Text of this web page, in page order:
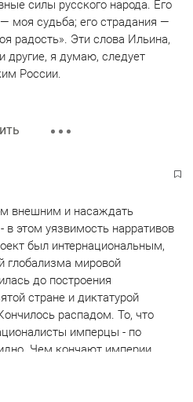
силы русского народа. Его
моя судьба; его страдания —
радость». Эти слова Ильина,
другие, я думаю, следует
России.
внешним и насаждать
в этом уязвимость нарративов
был интернациональным,
глобализма мировой
до построения
стране и диктатурой
распадом. То, что
имперцы - по
Чем кончают империи
мировой - распалось 4
производители